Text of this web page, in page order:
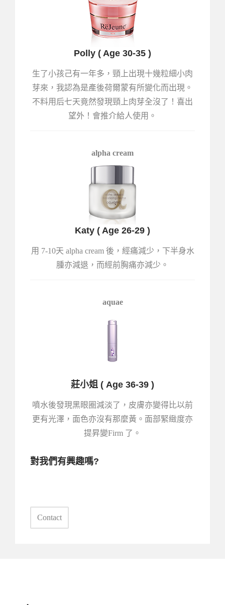
Polly ( Age 30-35 )
生了小孩己有一年多，頸上出現十幾粒細小肉
芽來，我認為是產後荷爾蒙有所變化而出現。
不料用后七天竟然發現頸上肉芽全沒了！喜出
望外！會推介給人使用。
alpha cream
Katy ( Age 26-29 )
用 7-10天 alpha cream 後，經痛減少，下半身水
腫亦減退，而經前胸痛亦減少。
aquae
莊小姐 ( Age 36-39 )
噴水後發現黑眼圈減淡了，皮膚亦變得比以前
更有光澤，面色亦沒有那麼黃。面部緊緻度亦
提昇變Firm 了。
對我們有興趣嗎?
Contact